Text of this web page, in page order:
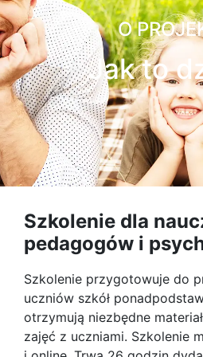
O
Jak to
Szkolenie dla
pedagogów i
Szkolenie przygotowuje do
uczniów szkół
otrzymują niezbędne
zajęć z uczniami. Szkolenie